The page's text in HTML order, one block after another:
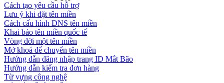
Cách tạo yêu cầu hỗ trợ
Lưu ý khi đặt tên miền
Cách cấu hình DNS tên miền
Khai báo tên miền quốc tế
Vòng đời một tên miền
Mở khoá để chuyển tên miền
Hướng dẫn đăng nhập trang ID Mắt Bão
Hướng dẫn kiểm tra đơn hàng
Từ vựng công nghệ